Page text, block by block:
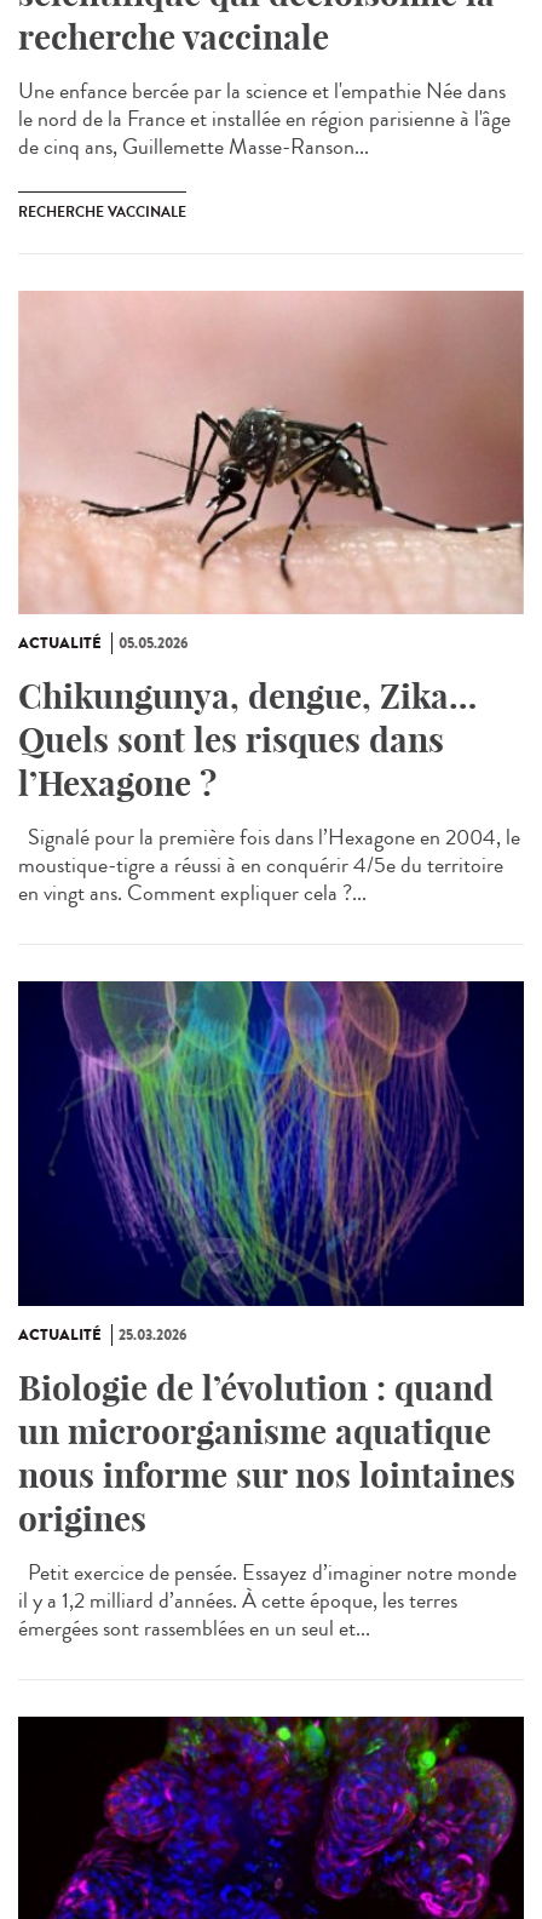
recherche vaccinale
Une enfance bercée par la science et l'empathie Née dans
le nord de la France et installée en région parisienne à l'âge
de cinq ans, Guillemette Masse-Ranson...
RECHERCHE VACCINALE
ACTUALITÉ 05.05.2026
Chikungunya, dengue, Zika…
Quels sont les risques dans
l’Hexagone ?
Signalé pour la première fois dans l’Hexagone en 2004, le
moustique-tigre a réussi à en conquérir 4/5e du territoire
en vingt ans. Comment expliquer cela ?...
ACTUALITÉ 25.03.2026
Biologie de l’évolution : quand
un microorganisme aquatique
nous informe sur nos lointaines
origines
Petit exercice de pensée. Essayez d’imaginer notre monde
il y a 1,2 milliard d’années. À cette époque, les terres
émergées sont rassemblées en un seul et...